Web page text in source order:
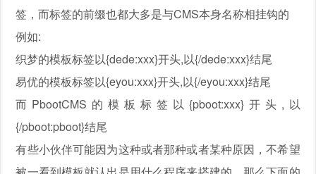
签，而标签的前缀也都大多是与CMS本身名称相挂钩的
例如:
织梦的模板标签以{dede:xxx}开头,以{/dede:xxx}结尾
易优的模板标签以{eyou:xxx}开头,以{/eyou:xxx}结尾
而PbootCMS的模板标签以{pboot:xxx}开头,以
{/pboot:pboot}结尾
有些小伙伴可能因为这种或者那种或者某种原因，不希望